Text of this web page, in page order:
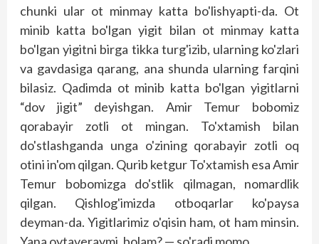
chunki ular ot minmay katta bo'lishyapti-da. Ot
minib katta bo'lgan yigit bilan ot minmay katta
bo'lgan yigitni birga tikka turg'izib, ularning ko'zlari
va gavdasiga qarang, ana shunda ularning farqini
bilasiz. Qadimda ot minib katta bo'lgan yigitlarni
“dov jigit” deyishgan. Amir Temur bobomiz
qorabayir zotli ot mingan. To'xtamish bilan
do'stlashganda unga o'zining qorabayir zotli oq
otini in'om qilgan. Qurib ketgur To'xtamish esa Amir
Temur bobomizga do'stlik qilmagan, nomardlik
qilgan. Qishlog'imizda otboqarlar ko'paysa
deyman-da. Yigitlarimiz o'qisin ham, ot ham minsin.